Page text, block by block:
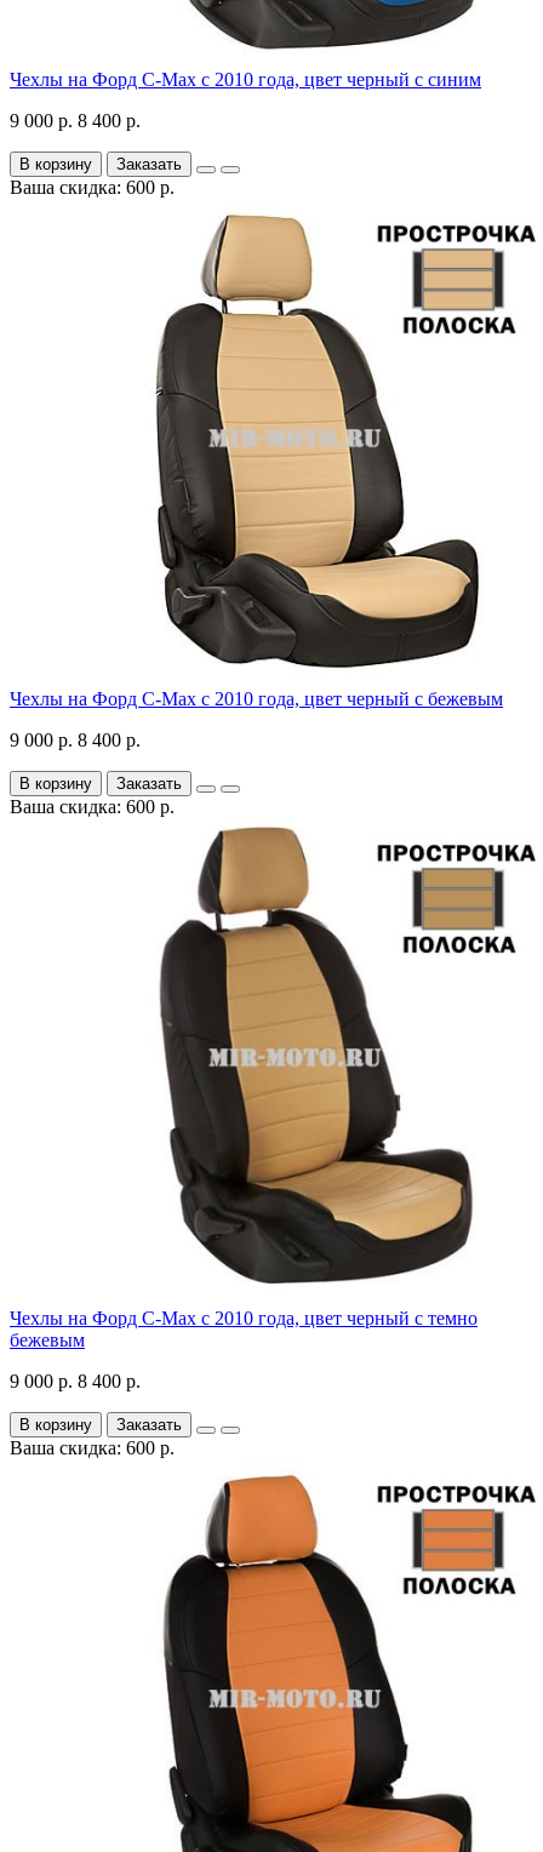
Чехлы на Форд C-Max с 2010 года, цвет черный с синим
9 000 р. 8 400 р.
В корзину Заказать
Ваша скидка: 600 р.
Чехлы на Форд C-Max с 2010 года, цвет черный с бежевым
9 000 р. 8 400 р.
В корзину Заказать
Ваша скидка: 600 р.
Чехлы на Форд C-Max с 2010 года, цвет черный с темно
бежевым
9 000 р. 8 400 р.
В корзину Заказать
Ваша скидка: 600 р.